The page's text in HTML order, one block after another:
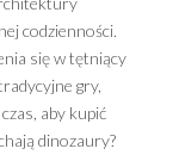
codzienności.
się w tętniący
gry,
aby kupić
dinozaury?